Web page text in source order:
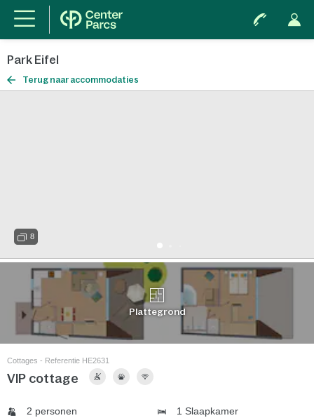
Park Eifel
Terug naar accommodaties
8
Plattegrond
Cottages - Referentie HE2631
VIP cottage
2 personen
1 Slaapkamer